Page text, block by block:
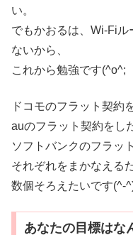
い。
でもかおるは、Wi-Fiル
ないから、
これから勉強です(^o^;
ドコモのフラット契約
auのフラット契約をし
ソフトバンクのフラッ
それぞれをまかなえる
数個そろえたいです(^-
あなたの目標はな